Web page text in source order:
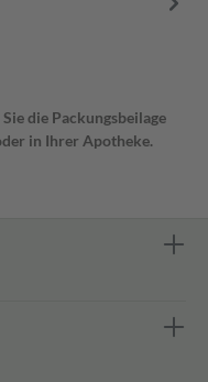
die Packungsbeilage
in Ihrer Apotheke.